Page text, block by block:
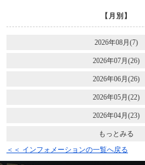
【月別】
2026年08月(7)
2026年07月(26)
2026年06月(26)
2026年05月(22)
2026年04月(23)
もっとみる
＜＜ インフォメーションの一覧へ戻る